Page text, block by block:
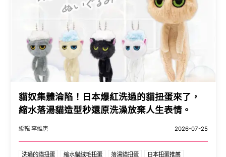
貓奴集體淪陷！日本爆紅洗過的貓扭蛋來了，
縮水落湯貓造型秒還原洗澡放棄人生表情。
編輯 李維唐 2026-07-25
洗過的貓扭蛋 縮水貓絨毛扭蛋 落湯貓扭蛋 日本扭蛋推薦